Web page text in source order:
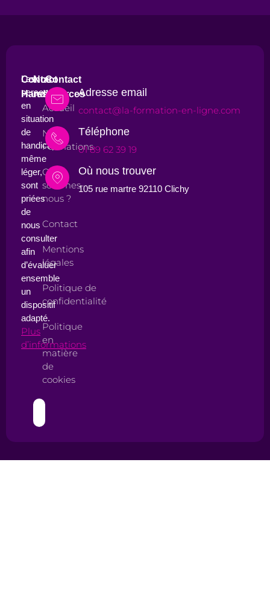
Contact
Handicap
Les
personnes
en
situation
de
handicap,
même
léger,
sont
priées
de
nous
consulter
afin
d’évaluer
ensemble
un
dispositif
adapté.
Plus
d’informations
Nos
ressources
Accueil
Nos
Formations
Qui
sommes-
nous ?
Contact
Mentions
légales
Politique de
confidentialité
Politique
en
matière
de
cookies
Contact
Adresse email
contact@la-formation-en-ligne.com
Téléphone
01 89 62 39 19
Où nous trouver
105 rue martre 92110 Clichy